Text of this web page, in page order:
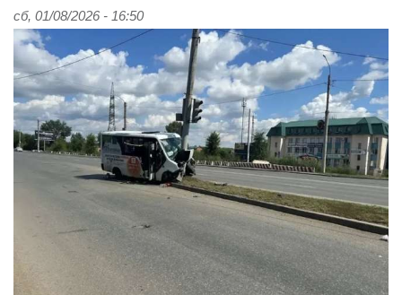
сб, 01/08/2026 - 16:50